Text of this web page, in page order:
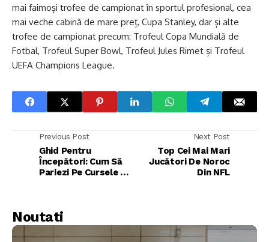
mai faimoși trofee de campionat în sportul profesional, cea
mai veche cabină de mare preț, Cupa Stanley, dar și alte
trofee de campionat precum: Trofeul Copa Mundială de
Fotbal, Trofeul Super Bowl, Trofeul Jules Rimet și Trofeul
UEFA Champions League.
Previous Post
Ghid Pentru
Începători: Cum Să
Pariezi Pe Cursele De
Next Post
Top Cei Mai Mari
Jucători De Noroc
Din NFL
Noutati